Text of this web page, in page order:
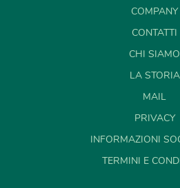
COMPANY
CONTATTI
CHI SIAMO
LA STORIA
MAIL
PRIVACY
INFORMAZIONI
TERMINI E